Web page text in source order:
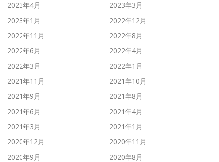
2023年4月
2023年3月
2023年1月
2022年12月
2022年11月
2022年8月
2022年6月
2022年4月
2022年3月
2022年1月
2021年11月
2021年10月
2021年9月
2021年8月
2021年6月
2021年4月
2021年3月
2021年1月
2020年12月
2020年11月
2020年9月
2020年8月